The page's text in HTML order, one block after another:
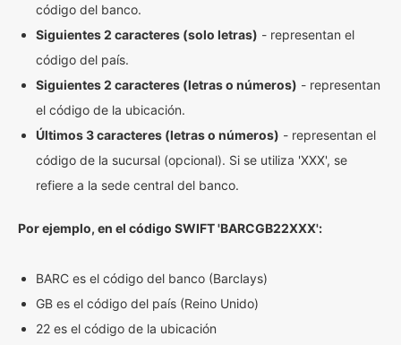
código del banco.
Siguientes 2 caracteres (solo letras) - representan el
código del país.
Siguientes 2 caracteres (letras o números) - representan
el código de la ubicación.
Últimos 3 caracteres (letras o números) - representan el
código de la sucursal (opcional). Si se utiliza 'XXX', se
refiere a la sede central del banco.
Por ejemplo, en el código SWIFT 'BARCGB22XXX':
BARC es el código del banco (Barclays)
GB es el código del país (Reino Unido)
22 es el código de la ubicación